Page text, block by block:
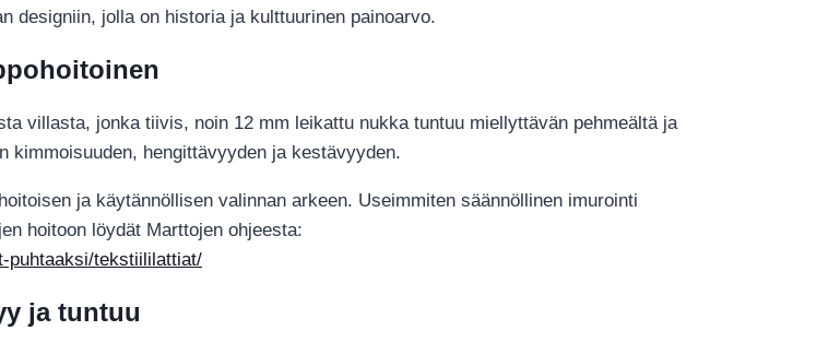
designiin, jolla on historia ja kulttuurinen painoarvo.
villasta, jonka tiivis, noin 12 mm leikattu nukka tuntuu miellyttävän pehmeältä ja
kimmoisuuden, hengittävyyden ja kestävyyden.
ja käytännöllisen valinnan arkeen. Useimmiten säännöllinen imurointi
hoitoon löydät Marttojen ohjeesta:
puhtaaksi/tekstiililattiat/
ja tuntuu